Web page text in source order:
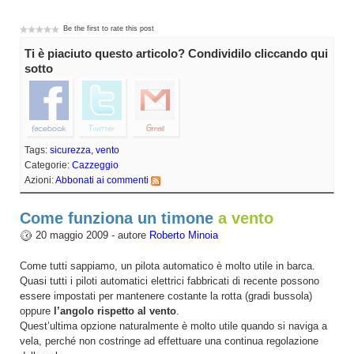
Be the first to rate this post
Ti è piaciuto questo articolo? Condividilo cliccando qui
sotto
Tags: sicurezza, vento
Categorie: Cazzeggio
Azioni:Abbonati ai commenti
Come funziona un timone a vento
20 maggio 2009 - autore Roberto Minoia
Come tutti sappiamo, un pilota automatico è molto utile in barca.
Quasi tutti i piloti automatici elettrici fabbricati di recente possono
essere impostati per mantenere costante la rotta (gradi bussola)
oppure l’angolo rispetto al vento.
Quest’ultima opzione naturalmente è molto utile quando si naviga a
vela, perché non costringe ad effettuare una continua regolazione